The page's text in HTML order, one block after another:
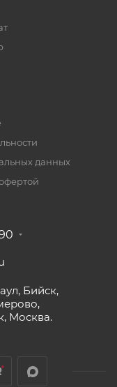
данных
Бийск,
Москва.